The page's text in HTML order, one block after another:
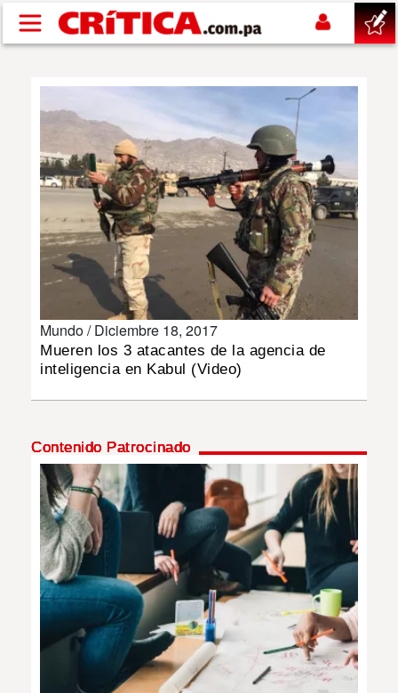
Pasar al contenido principal
NACIONAL
POLÍTICA
DEPORTES
MULTIMEDIA
IMPRESO
Mundo /Diciembre 18, 2017
Mueren los 3 atacantes de la agencia de
inteligencia en Kabul (Video)
Contenido Patrocinado